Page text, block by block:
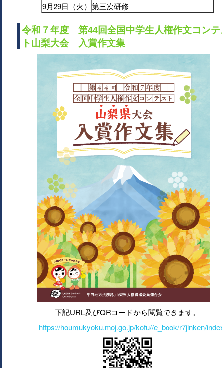
9月29日（火） 第三次研修
令和７年度 第44回全国中学生人権作文コン
ト山梨大会 入賞作文集
下記URL及びQRコードから閲覧できます。
https://houmukyoku.moj.go.jp/kofu//e_book/r7jinken/